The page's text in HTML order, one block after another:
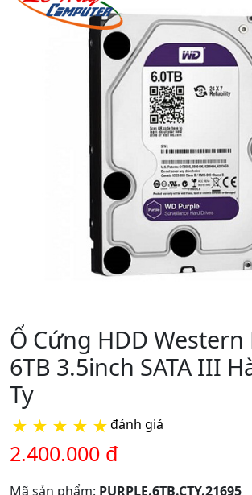
Ổ Cứng HDD Western
6TB 3.5inch SATA III
Ty
★ ★ ★ ★ ★đánh giá
2.400.000 đ
Mã sản phẩm: PURPLE.6TB.CTY.21695